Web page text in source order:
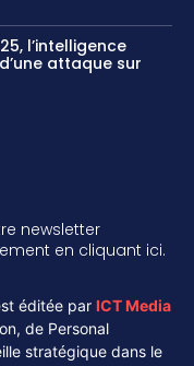
l’intelligence
attaque sur
newsletter
en cliquant ici.
éditée par ICT Media
de Personal
stratégique dans le